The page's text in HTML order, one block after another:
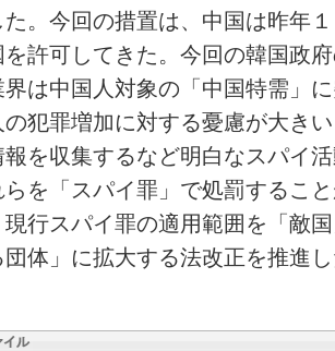
た。今回の措置は、中国は昨年
許可してきた。今回の韓国政
は中国人対象の「中国特需」
犯罪増加に対する憂慮が大き
報を収集するなど明白なスパイ
を「スパイ罪」で処罰するこ
行スパイ罪の適用範囲を「敵
体」に拡大する法改正を推進